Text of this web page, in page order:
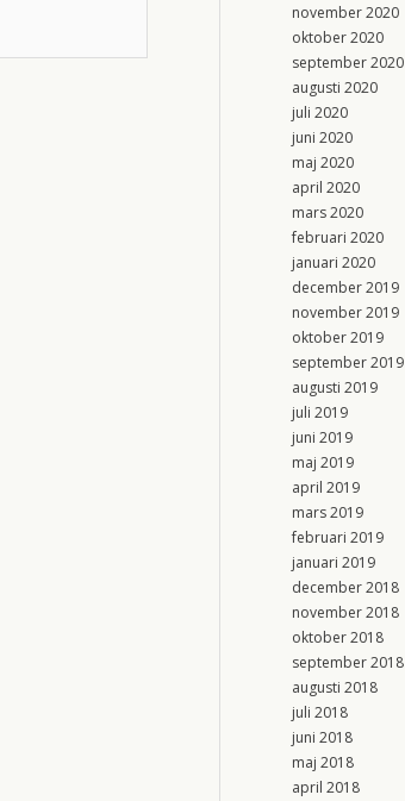
november 2020
oktober 2020
september 2020
augusti 2020
juli 2020
juni 2020
maj 2020
april 2020
mars 2020
februari 2020
januari 2020
december 2019
november 2019
oktober 2019
september 2019
augusti 2019
juli 2019
juni 2019
maj 2019
april 2019
mars 2019
februari 2019
januari 2019
december 2018
november 2018
oktober 2018
september 2018
augusti 2018
juli 2018
juni 2018
maj 2018
april 2018